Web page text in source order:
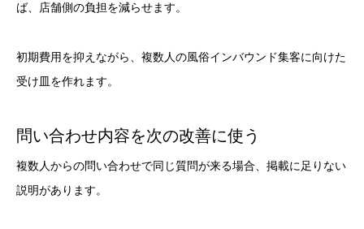
ば、店舗側の負担を減らせます。
初期費用を抑えながら、複数人の風俗インバウンド集客に向けた
受け皿を作れます。
問い合わせ内容を次の改善に使う
複数人からの問い合わせで同じ質問が来る場合、掲載に足りない
説明があります。